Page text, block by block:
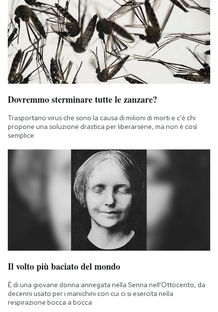
Dovremmo sterminare tutte le zanzare?
Trasportano virus che sono la causa di milioni di morti e c'è chi
propone una soluzione drastica per liberarsene, ma non è così
semplice
Il volto più baciato del mondo
È di una giovane donna annegata nella Senna nell'Ottocento, da
decenni usato per i manichini con cui ci si esercita nella
respirazione bocca a bocca